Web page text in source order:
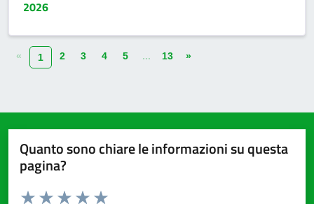
2026
« 1 2 3 4 5 ... 13 »
Quanto sono chiare le informazioni su questa
pagina?
Valuta da 1 a 5 stelle la pagina